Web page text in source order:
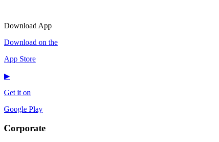
Download App
Download on the
App Store
▶
Get it on
Google Play
Corporate